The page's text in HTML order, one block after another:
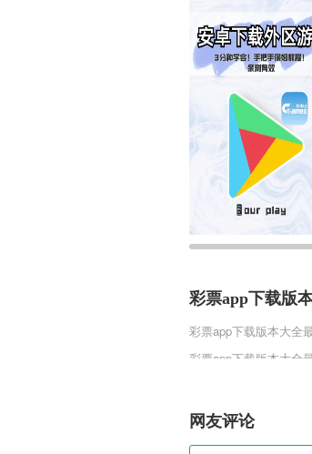
彩票app下载版
彩票app下载版本大全
彩票app下载版本大全
术，并且结合现在的
哦，喜欢的玩家可以来
网友评论